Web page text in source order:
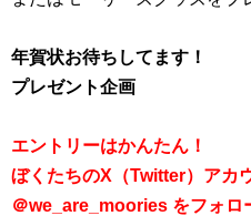
年賀状お待ちしてます！
プレゼント企画
エントリーはかんたん！
ぼくたちのX（Twitter）アカ
＠we_are_moories をフォロ